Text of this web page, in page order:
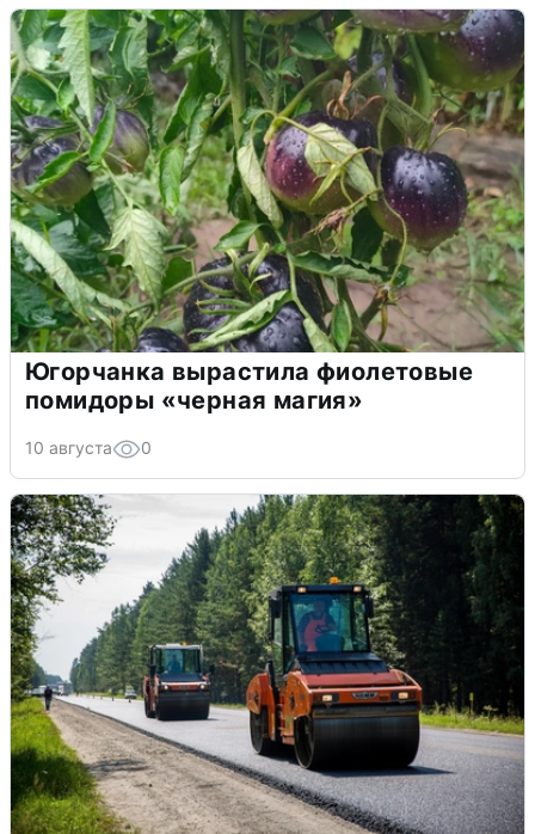
Югорчанка вырастила фиолетовые
помидоры «черная магия»
10 августа 0